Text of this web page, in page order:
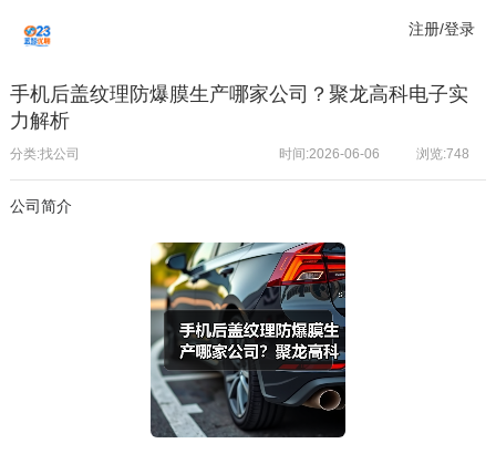
注册/登录
手机后盖纹理防爆膜生产哪家公司？聚龙高科电子实
力解析
分类:找公司 浏览:748
时间:2026-06-06
公司简介